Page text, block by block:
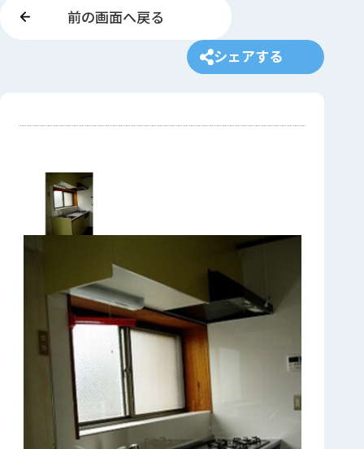
前の画面へ戻る
シェアする